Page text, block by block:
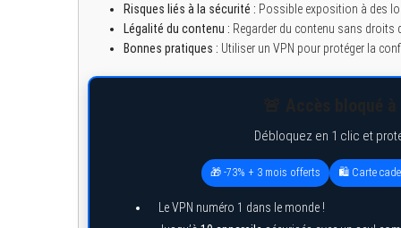
Risques liés à la sécurité : Possible exposition à des
Légalité du contenu : Regarder du contenu sans droits
Bonnes pratiques : Utiliser un VPN pour protéger la
Débloquez en 1 clic et
🎁 -73% + 3 mois offerts 🛍️ Carte
Le VPN numéro 1 dans le monde !